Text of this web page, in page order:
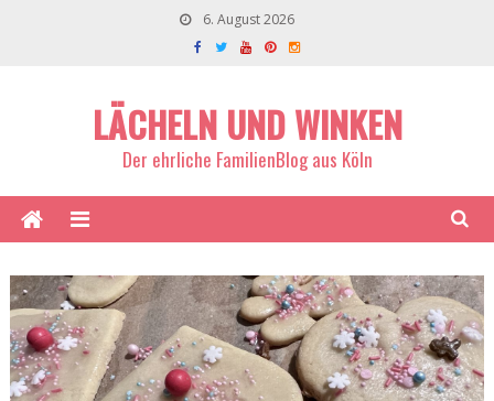
6. August 2026
LÄCHELN UND WINKEN
Der ehrliche FamilienBlog aus Köln